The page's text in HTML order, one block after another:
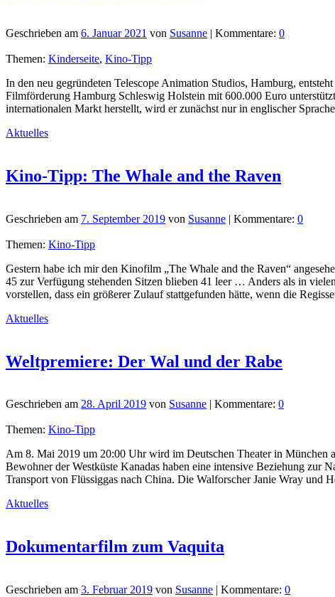
Geschrieben am 6. Januar 2021 von Susanne | Kommentare: 0
Themen: Kinderseite, Kino-Tipp
In den neu gegründeten Telescope Animation Studios, Hamburg,
Filmförderung Hamburg Schleswig Holstein mit 600.000 Euro
internationalen Markt herstellt, wird er zunächst nur in englischer
Aktuelles
Kino-Tipp: The Whale and the Raven
Geschrieben am 7. September 2019 von Susanne | Kommentare: 0
Themen: Kino-Tipp
Gestern habe ich mir den Kinofilm „The Whale and the Raven“
45 zur Verfügung stehenden Sitzen blieben 41 leer … Anders als in
vorstellen, dass ein größerer Zulauf stattgefunden hätte, wenn die
Aktuelles
Weltpremiere: Der Wal und der Rabe
Geschrieben am 28. April 2019 von Susanne | Kommentare: 0
Themen: Kino-Tipp
Am 8. Mai 2019 um 20:00 Uhr wird im Deutschen Theater in München
Bewohner der Westküste Kanadas haben eine intensive Beziehung zur
Transport von Flüssiggas nach China. Die Walforscher Janie Wray
Aktuelles
Dokumentarfilm zum Vaquita
Geschrieben am 3. Februar 2019 von Susanne | Kommentare: 0